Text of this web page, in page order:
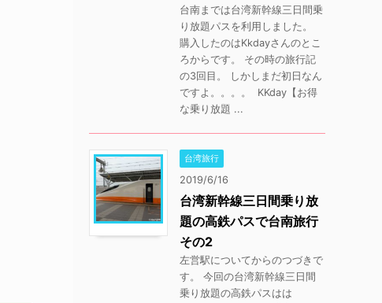
台南までは台湾新幹線三日間乗
り放題パスを利用しました。
購入したのはKkdayさんのとこ
ろからです。 その時の旅行記
の3回目。 しかしまだ初日なん
ですよ。。。。 KKday【お得
な乗り放題 ...
台湾旅行
2019/6/16
台湾新幹線三日間乗り放
題の高鉄パスで台南旅行
その2
左営駅についてからのつづきで
す。 今回の台湾新幹線三日間
乗り放題の高鉄パスはは